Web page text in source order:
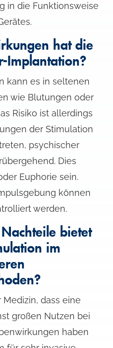
in die Funktionsweise
hat die
Implantation?
kann es in seltenen
wie Blutungen oder
Risiko ist allerdings
der Stimulation
psychischer
Dies
Euphorie sein.
können
werden.
bietet
im
dass eine
großen Nutzen bei
haben